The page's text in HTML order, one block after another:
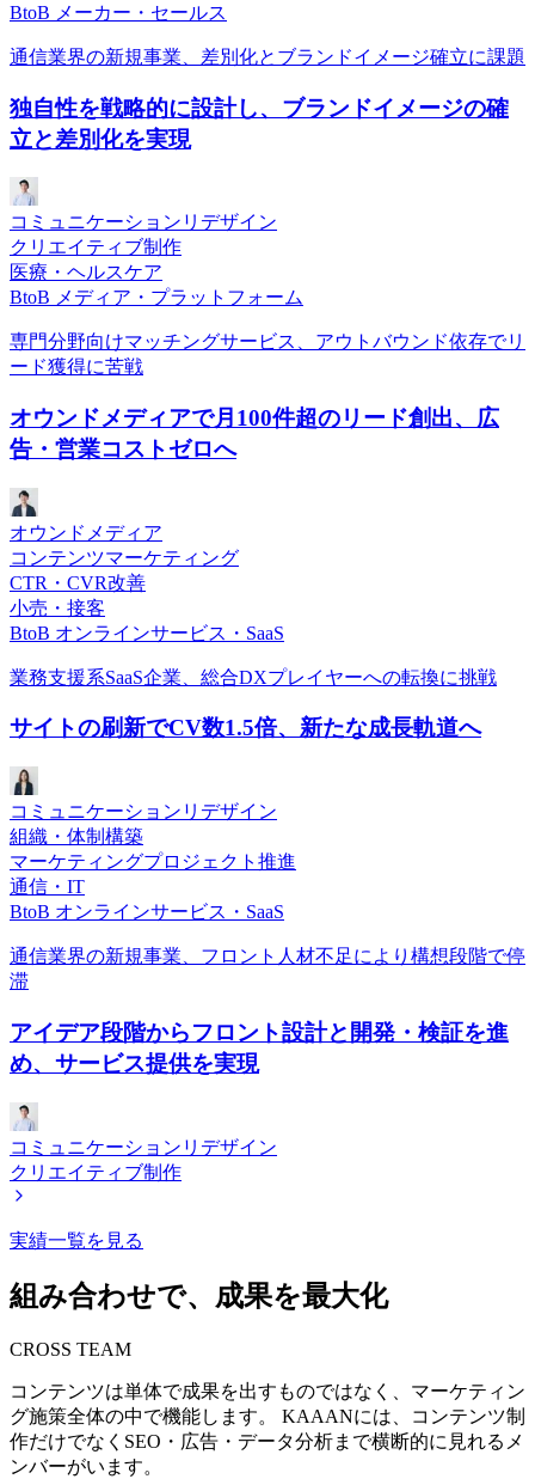
BtoB メーカー・セールス
通信業界の新規事業、差別化とブランドイメージ確立に課題
独自性を戦略的に設計し、ブランドイメージの確
立と差別化を実現
コミュニケーションリデザイン
クリエイティブ制作
医療・ヘルスケア
BtoB メディア・プラットフォーム
専門分野向けマッチングサービス、アウトバウンド依存でリ
ード獲得に苦戦
オウンドメディアで月100件超のリード創出、広
告・営業コストゼロへ
オウンドメディア
コンテンツマーケティング
CTR・CVR改善
小売・接客
BtoB オンラインサービス・SaaS
業務支援系SaaS企業、総合DXプレイヤーへの転換に挑戦
サイトの刷新でCV数1.5倍、新たな成長軌道へ
コミュニケーションリデザイン
組織・体制構築
マーケティングプロジェクト推進
通信・IT
BtoB オンラインサービス・SaaS
通信業界の新規事業、フロント人材不足により構想段階で停
滞
アイデア段階からフロント設計と開発・検証を進
め、サービス提供を実現
コミュニケーションリデザイン
クリエイティブ制作
実績一覧を見る
組み合わせで、成果を最大化
CROSS TEAM
コンテンツは単体で成果を出すものではなく、マーケティン
グ施策全体の中で機能します。 KAAANには、コンテンツ制
作だけでなくSEO・広告・データ分析まで横断的に見れるメ
ンバーがいます。